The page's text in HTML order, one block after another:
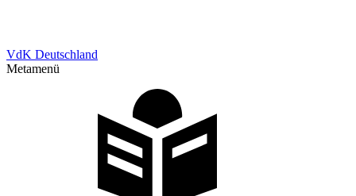
VdK Deutschland
Metamenü